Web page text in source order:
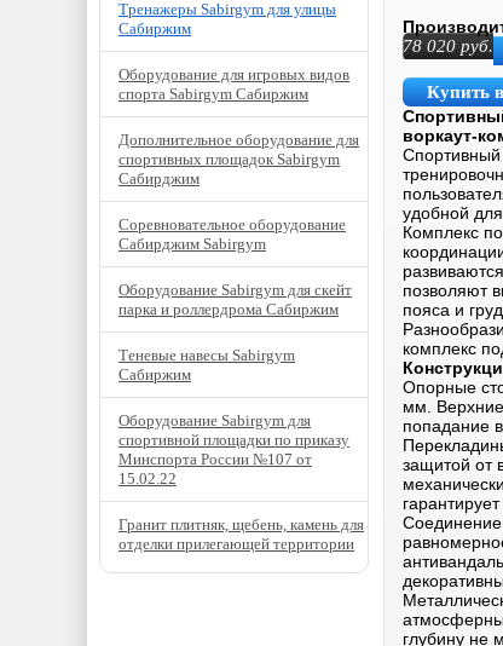
78 020 руб.
Купить
воркаут-
Спортивный
удобной
Комплекс
позволяют
пояса и
комплекс
Опорные
мм.
попадание
защитой от
глубину не
Тренажеры Sabirgym для улицы
Сабиржим
Оборудование для игровых видов
спорта Sabirgym Сабиржим
Дополнительное оборудование для
спортивных площадок Sabirgym
Сабирджим
Соревновательное оборудование
Сабирджим Sabirgym
Оборудование Sabirgym для скейт
парка и роллердрома Сабиржим
Теневые навесы Sabirgym
Сабиржим
Оборудование Sabirgym для
спортивной площадки по приказу
Минспорта России №107 от
15.02.22
Гранит плитняк, щебень, камень для
отделки прилегающей территории